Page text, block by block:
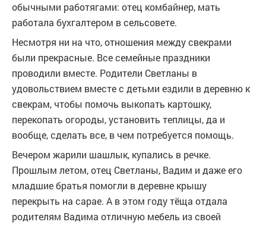
обычными работягами: отец комбайнер, мать
работала бухгалтером в сельсовете.
Несмотря ни на что, отношения между свекрами
были прекрасные. Все семейные праздники
проводили вместе. Родители Светланы в
удовольствием вместе с детьми ездили в деревню к
свекрам, чтобы помочь выкопать картошку,
перекопать огороды, установить теплицы, да и
вообще, сделать все, в чем потребуется помощь.
Вечером жарили шашлык, купались в речке.
Прошлым летом, отец Светланы, Вадим и даже его
младшие братья помогли в деревне крышу
перекрыть на сарае. А в этом году тёща отдала
родителям Вадима отличную мебель из своей